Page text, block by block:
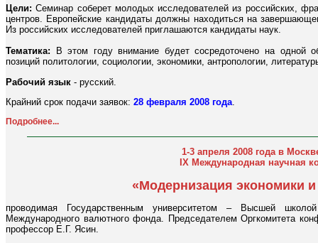
Цели:Семинар соберет молодых исследователей из российских,
центров. Европейские кандидаты должны находиться на
Из российских исследователей приглашаются кандидаты наук.
Тематика: В этом году внимание будет сосредоточено на одной
позиций политологии, социологии, экономики, антропологии,
Рабочий язык - русский.
Крайний срок подачи заявок: 28 февраля 2008 года
Подробнее...
1-3 апреля 2008 года в
IX Международная научная
«Модернизация экономики и
проводимая Государственным университетом – Высшей
Международного валютного фонда. Председателем Оргкомитета
профессор Е.Г. Ясин.